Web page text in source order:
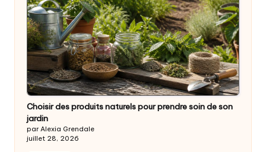
Choisir des produits naturels pour prendre soin de son
jardin
par Alexia Grendale
juillet 28, 2026